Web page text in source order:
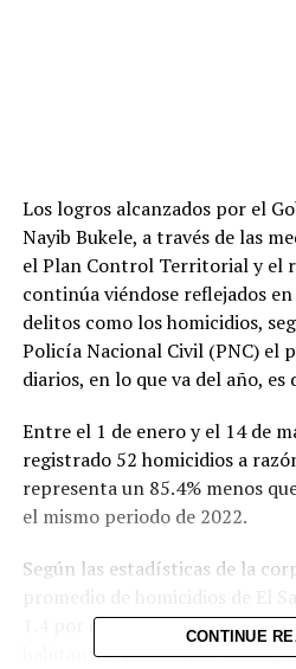
Los logros alcanzados por el
Nayib Bukele, a través de las
el Plan Control Territorial y el
continúa viéndose reflejados
delitos como los homicidios,
Policía Nacional Civil (PNC) el
diarios, en lo que va del año, es
Entre el 1 de enero y el 14 de
registrado 52 homicidios a
representa un 85.4% menos
el mismo periodo de 2022.
Según las estadísticas de la
1.4 por día o 7.8 homicidios
habitantes. El Gabinete de
CONTINUE